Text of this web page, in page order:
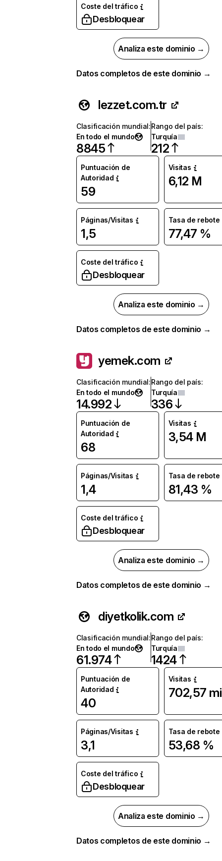
Coste del tráfico
Desbloquear
Analiza este dominio →
Datos completos de este dominio →
lezzet.com.tr
Clasificación mundial:
En todo el mundo
8845
Rango del país:
Turquía
212
Puntuación de
Autoridad
59
Visitas
6,12 M
Páginas/Visitas
1,5
Tasa de rebote
77,47 %
Coste del tráfico
Desbloquear
Analiza este dominio →
Datos completos de este dominio →
yemek.com
Clasificación mundial:
En todo el mundo
14.992
Rango del país:
Turquía
336
Puntuación de
Autoridad
68
Visitas
3,54 M
Páginas/Visitas
1,4
Tasa de rebote
81,43 %
Coste del tráfico
Desbloquear
Analiza este dominio →
Datos completos de este dominio →
diyetkolik.com
Clasificación mundial:
En todo el mundo
61.974
Rango del país:
Turquía
1424
Puntuación de
Autoridad
40
Visitas
702,57
Páginas/Visitas
3,1
Tasa de rebote
53,68 %
Coste del tráfico
Desbloquear
Analiza este dominio →
Datos completos de este dominio →